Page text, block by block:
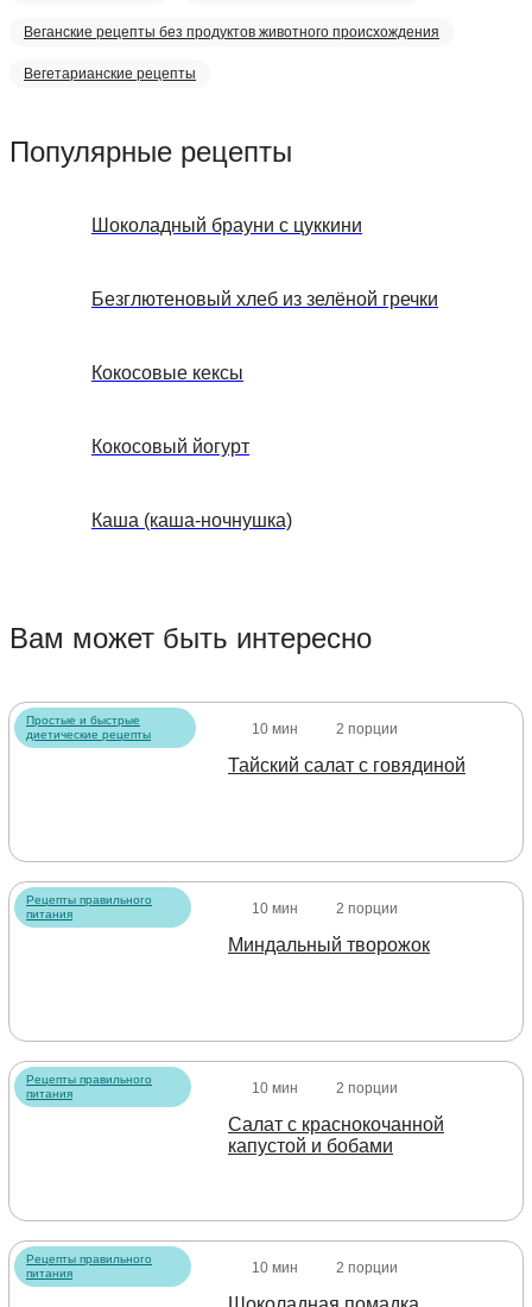
Веганские рецепты без продуктов животного происхождения
Вегетарианские рецепты
Популярные рецепты
Шоколадный брауни с цуккини
Безглютеновый хлеб из зелёной гречки
Кокосовые кексы
Кокосовый йогурт
Каша (каша-ночнушка)
Вам может быть интересно
Простые и быстрые
диетические рецепты
10 мин 2 порции
Тайский салат с говядиной
Рецепты правильного
питания
10 мин 2 порции
Миндальный творожок
Рецепты правильного
питания
10 мин 2 порции
Салат с краснокочанной
капустой и бобами
Рецепты правильного
питания
10 мин 2 порции